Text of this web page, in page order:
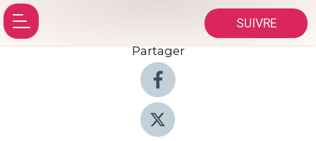
SUIVRE
Partager